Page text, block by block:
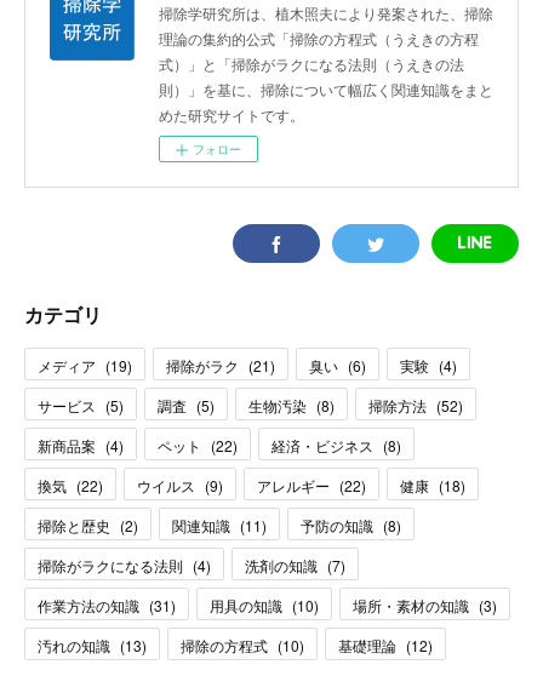
掃除学研究所は、植木照夫により発案された、掃除
理論の集約的公式「掃除の方程式（うえきの方程
式）」と「掃除がラクになる法則（うえきの法
則）」を基に、掃除について幅広く関連知識をまと
めた研究サイトです。
フォロー
カテゴリ
メディア (19) 掃除がラク (21) 臭い (6) 実験 (4)
サービス
(5) 調査 (5) 生物汚染 (8) 掃除方法 (52)
新商品案 (4) ペット (22) 経済・ビジネス (8)
換気 (22) ウイルス (9) アレルギー (22) 健康 (18)
掃除と歴史
(2) 関連知識 (11) 予防の知識 (8)
掃除がラクになる法則 (4) 洗剤の知識 (7)
作業方法の知識 (31) 用具の知識 (10) 場所・素材の知識 (3)
汚れの知識 (13) 掃除の方程式 (10) 基礎理論 (12)